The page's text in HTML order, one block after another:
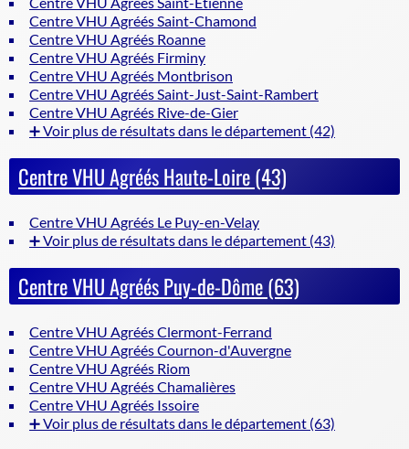
Centre VHU Agréés Saint-Chamond
Centre VHU Agréés Roanne
Centre VHU Agréés Firminy
Centre VHU Agréés Montbrison
Centre VHU Agréés Saint-Just-Saint-Rambert
Centre VHU Agréés Rive-de-Gier
➕ Voir plus de résultats dans le département (42)
Centre VHU Agréés Haute-Loire (43)
Centre VHU Agréés Le Puy-en-Velay
➕ Voir plus de résultats dans le département (43)
Centre VHU Agréés Puy-de-Dôme (63)
Centre VHU Agréés Clermont-Ferrand
Centre VHU Agréés Cournon-d'Auvergne
Centre VHU Agréés Riom
Centre VHU Agréés Chamalières
Centre VHU Agréés Issoire
➕ Voir plus de résultats dans le département (63)